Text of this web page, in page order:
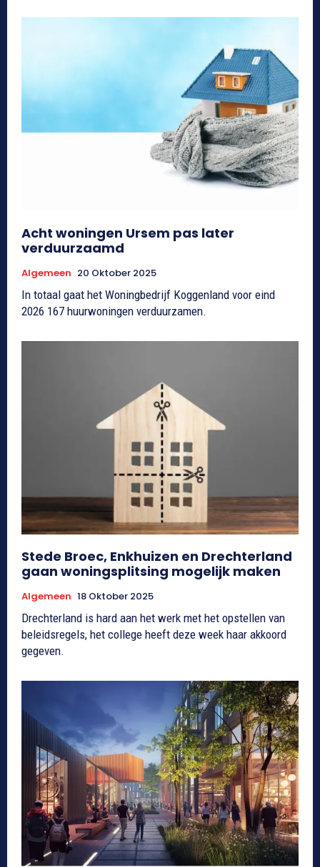
Acht woningen Ursem pas later
verduurzaamd
Algemeen 20 Oktober 2025
In totaal gaat het Woningbedrijf Koggenland voor eind
2026 167 huurwoningen verduurzamen.
Stede Broec, Enkhuizen en Drechterland
gaan woningsplitsing mogelijk maken
Algemeen 18 Oktober 2025
Drechterland is hard aan het werk met het opstellen van
beleidsregels, het college heeft deze week haar akkoord
gegeven.